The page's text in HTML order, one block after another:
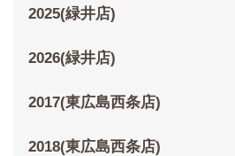
2025(緑井店)
2026(緑井店)
2017(東広島西条店)
2018(東広島西条店)